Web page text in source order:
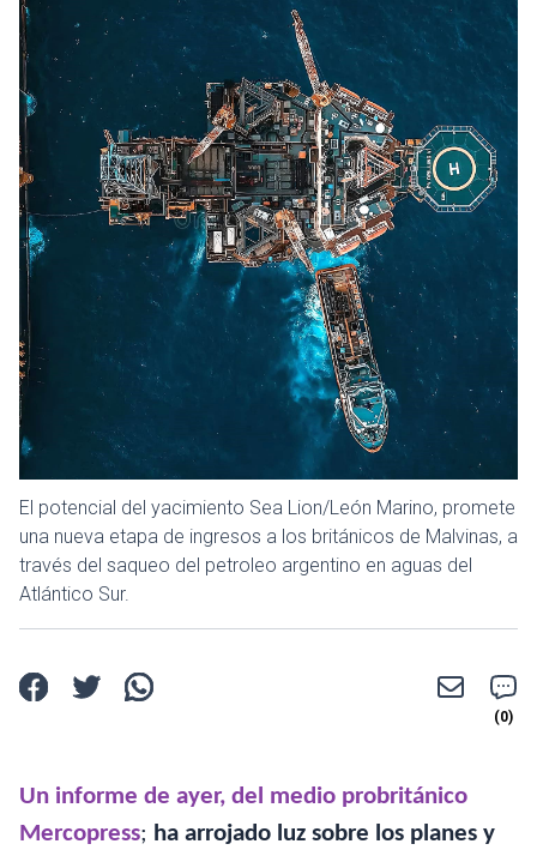
El potencial del yacimiento Sea Lion/León Marino, promete
una nueva etapa de ingresos a los británicos de Malvinas, a
través del saqueo del petroleo argentino en aguas del
Atlántico Sur.
Un informe de ayer, del medio probritánico
Mercopress; ha arrojado luz sobre los planes y